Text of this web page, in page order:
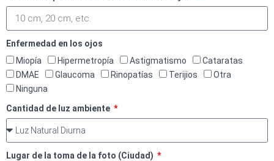
Enfermedad en los ojos
Miopía
Hipermetropía Astigmatismo
Cataratas
DMAE
Glaucoma Rinopatías Terijios
Otra
Ninguna
Cantidad de luz ambiente
Lugar de la toma de la foto (Ciudad)